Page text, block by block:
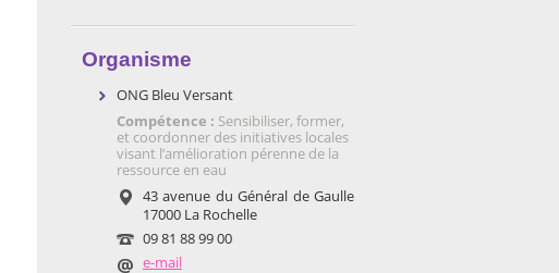
Organisme
ONG Bleu Versant
Compétence : Sensibiliser, former,
et coordonner des initiatives locales
visant l’amélioration pérenne de la
ressource en eau
43 avenue du Général de Gaulle
17000 La Rochelle
09 81 88 99 00
e-mail